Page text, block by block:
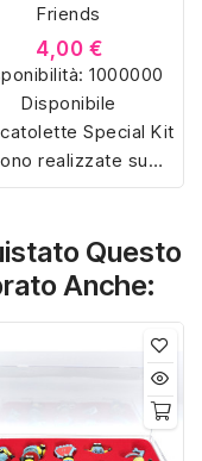
Friends
4,00 €
1000000
Disponibile
Special Kit
realizzate su
con materiali di
sagomato in
rosso e offrono
eleganti e
di sorpresine.
Questo
Anche: